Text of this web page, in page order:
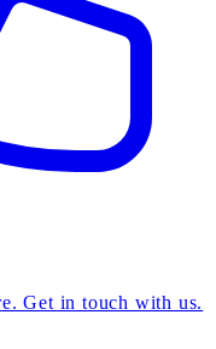
Get in touch with us.